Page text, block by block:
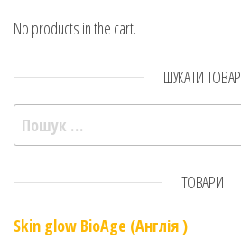
No products in the cart.
ШУКАТИ ТОВАР
Пошук:
ТОВАРИ
Skin glow BioAge (Англія )